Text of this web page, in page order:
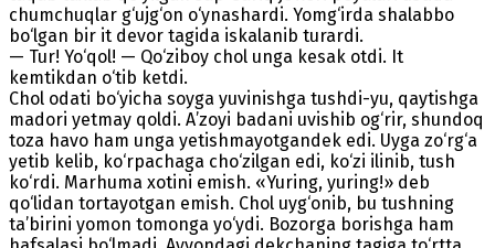
chumchuqlar g‘ujg‘on o‘ynashardi. Yomg‘irda shalabbo
bo‘lgan bir it devor tagida iskalanib turardi.
— Tur! Yo‘qol! — Qo‘ziboy chol unga kesak otdi. It
kemtikdan o‘tib ketdi.
Chol odati bo‘yicha soyga yuvinishga tushdi-yu, qaytishga
madori yetmay qoldi. A’zoyi badani uvishib og‘rir, shundoq
toza havo ham unga yetishmayotgandek edi. Uyga zo‘rg‘a
yetib kelib, ko‘rpachaga cho‘zilgan edi, ko‘zi ilinib, tush
ko‘rdi. Marhuma xotini emish. «Yuring, yuring!» deb
qo‘lidan tortayotgan emish. Chol uyg‘onib, bu tushning
ta’birini yomon tomonga yo‘ydi. Bozorga borishga ham